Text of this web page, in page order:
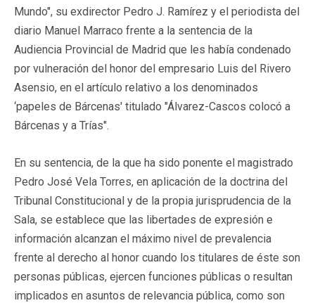
Mundo", su exdirector Pedro J. Ramírez y el periodista del
diario Manuel Marraco frente a la sentencia de la
Audiencia Provincial de Madrid que les había condenado
por vulneración del honor del empresario Luis del Rivero
Asensio, en el artículo relativo a los denominados
‘papeles de Bárcenas' titulado "Álvarez-Cascos colocó a
Bárcenas y a Trías".
En su sentencia, de la que ha sido ponente el magistrado
Pedro José Vela Torres, en aplicación de la doctrina del
Tribunal Constitucional y de la propia jurisprudencia de la
Sala, se establece que las libertades de expresión e
información alcanzan el máximo nivel de prevalencia
frente al derecho al honor cuando los titulares de éste son
personas públicas, ejercen funciones públicas o resultan
implicados en asuntos de relevancia pública, como son